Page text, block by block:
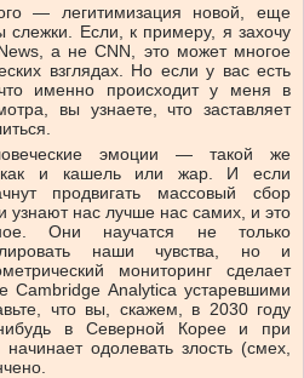
— легитимизация новой, еще
слежки. Если, к примеру, я захочу
а не CNN, это может многое
взглядах. Но если у вас есть
именно происходит у меня в
вы узнаете, что заставляет
эмоции — такой же
как и кашель или жар. И если
продвигать массовый сбор
узнают нас лучше нас самих, и это
Они научатся не только
наши чувства, но и
мониторинг сделает
Cambridge Analytica устаревшими
что вы, скажем, в 2030 году
нибудь в Северной Корее и при
одолевать злость (смех,